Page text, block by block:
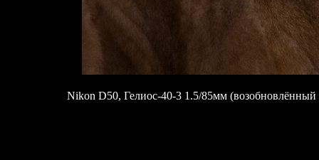
Nikon D50, Гелиос-40-3 1.5/85мм (возобновлённый